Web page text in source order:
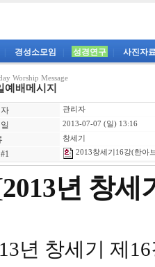
경성소모임 성경연구 사진자
Worship Message
예배메시지
관리자
2013-07-07 (일) 13:16
창세기
2013창세기16강(한아
년 창세